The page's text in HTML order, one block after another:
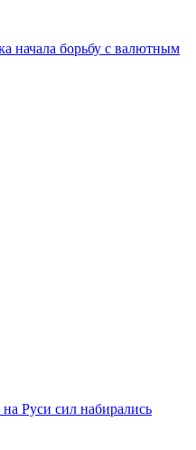
начала борьбу с валютным
Руси сил набирались